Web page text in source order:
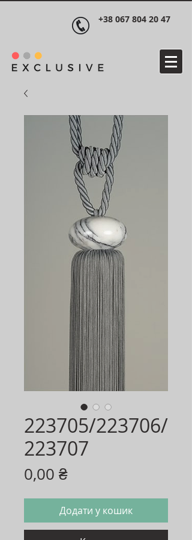
+38 067 804 20 47
223705/223706/
223707
0,00 ₴Ціна
Додати у кошик